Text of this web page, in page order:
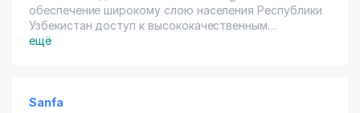
обеспечение широкому слою населения Республики
Узбекистан доступ к высококачественным
медицинским диагностическим оборудованием
ещё
Sanfa